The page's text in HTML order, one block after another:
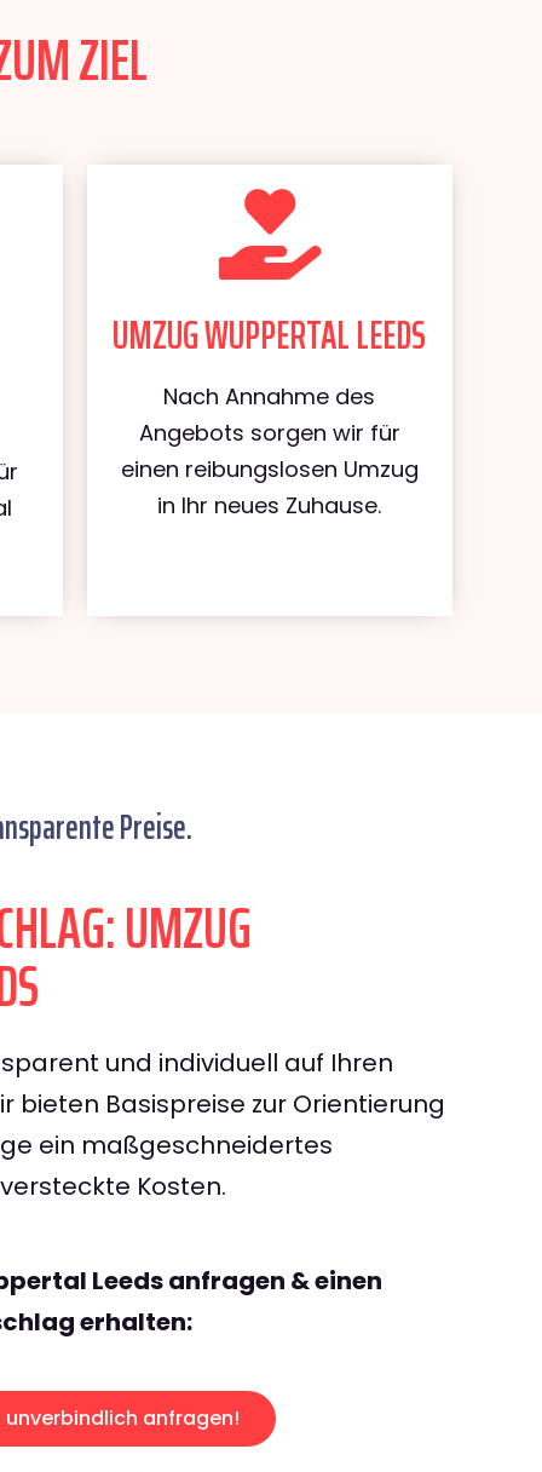
ZIEL
UMZUG WUPPERTAL LEEDS
Nach Annahme des
Angebots sorgen wir für
einen reibungslosen Umzug
in Ihr neues Zuhause.
Preise.
UMZUG
und individuell auf Ihren
bieten Basispreise zur Orientierung
ein maßgeschneidertes
Kosten.
Leeds anfragen & einen
erhalten:
unverbindlich anfragen!